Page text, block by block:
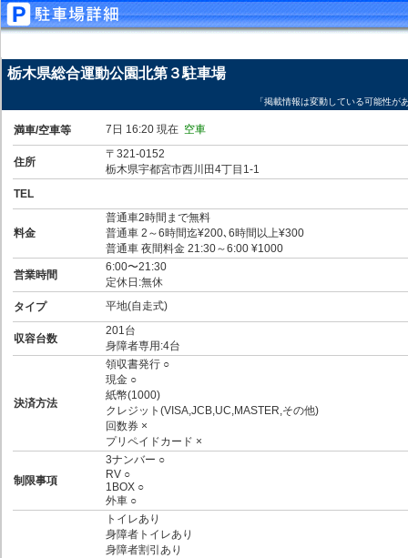
栃木県総合運動公園北第３駐車場
「掲載情報は変動している可能性が
満車/空車等 7日 16:20 現在 空車
住所
〒321-0152
栃木県宇都宮市西川田4丁目1-1
TEL
料金
普通車2時間まで無料
普通車 2～6時間迄¥200､6時間以上¥300
普通車 夜間料金 21:30～6:00 ¥1000
営業時間
6:00〜21:30
定休日:無休
タイプ
平地(自走式)
収容台数
201台
身障者専用:4台
決済方法
領収書発行 ○
現金 ○
紙幣(1000)
クレジット(VISA,JCB,UC,MASTER,その他)
回数券 ×
プリペイドカード ×
制限事項
3ナンバー ○
RV ○
1BOX ○
外車 ○
トイレあり
身障者トイレあり
身障者割引あり